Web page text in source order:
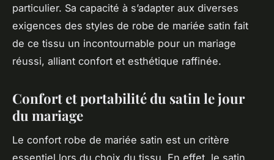
particulier. Sa capacité à s’adapter aux diverses
exigences des styles de robe de mariée satin fait
de ce tissu un incontournable pour un mariage
réussi, alliant confort et esthétique raffinée.
Confort et portabilité du satin le jour
du mariage
Le confort robe de mariée satin est un critère